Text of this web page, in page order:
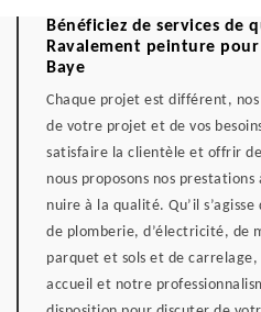
Bénéficiez de services de
Ravalement peinture
Baye
Chaque projet est différent,
de votre projet et de vos
satisfaire la clientèle et offrir
nous proposons nos
nuire à la qualité. Qu’il
de plomberie, d’électricité, de
parquet et sols et de
accueil et notre